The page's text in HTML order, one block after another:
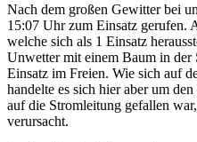
Nach dem großen Gewitter bei
15:07 Uhr zum Einsatz gerufen.
welche sich als 1 Einsatz
Unwetter mit einem Baum in der
Einsatz im Freien. Wie sich auf
handelte es sich hier aber um
auf die Stromleitung gefallen
verursacht.